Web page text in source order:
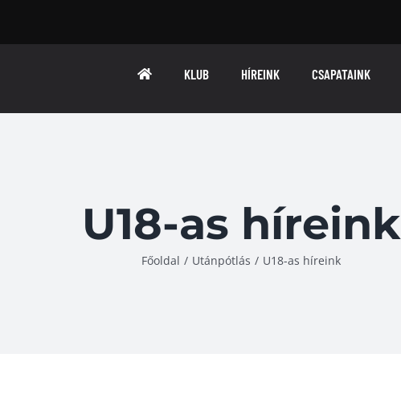
KLUB HÍREINK CSAPATAINK
U18-as híreink
Főoldal / Utánpótlás / U18-as híreink